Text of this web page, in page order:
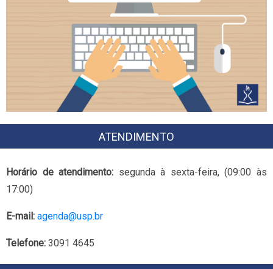
ATENDIMENTO
Horário de atendimento: segunda à sexta-feira, (09:00 às
17:00)
E-mail: agenda@usp.br
Telefone: 3091 4645